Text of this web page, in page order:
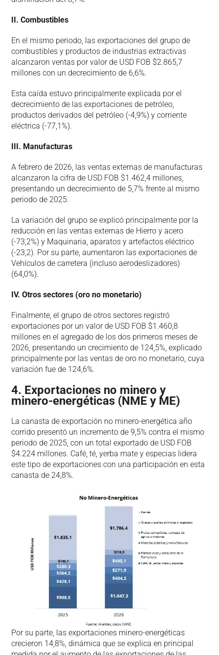
II. Combustibles
En el mismo periodo, las exportaciones del grupo de
combustibles y productos de industrias extractivas
alcanzaron ventas por valor de USD FOB $2.865,7
millones con un decrecimiento de 6,6%.
Esta caída estuvo principalmente explicada por el
decrecimiento de las exportaciones de petróleo,
productos derivados del petróleo (-4,9%) y corriente
eléctrica (-77,1%).
III. Manufacturas
A febrero de 2026, las ventas externas de manufacturas
alcanzaron la cifra de USD FOB $1.462,4 millones,
presentando un decrecimiento de 5,7% frente al mismo
periodo de 2025.
La variación del grupo se explicó principalmente por la
reducción en las ventas externas de Hierro y acero
(-73,2%) y Maquinaria, aparatos y artefactos eléctrico
(-23,2). Por su parte, aumentaron las exportaciones de
Vehículos de carretera (incluso aerodeslizadores)
(64,0%).
IV. Otros sectores (oro no monetario)
Finalmente, el grupo de otros sectores registró
exportaciones por un valor de USD FOB $1.460,8
millones en el agregado de los dos primeros meses de
2026, presentando un crecimiento de 124,5%, explicado
principalmente por las ventas de oro no monetario, cuya
variación fue de 124,6%.
4. Exportaciones no minero y
minero-energéticas (NME y ME)
La canasta de exportación no minero-energética año
corrido presentó un incremento de 9,5% contra el mismo
periodo de 2025, con un total exportado de USD FOB
$4.224 millones. Café, té, yerba mate y especias lidera
este tipo de exportaciones con una participación en esta
canasta de 24,8%.
Por su parte, las exportaciones minero-energéticas
crecieron 14,8%, dinámica que se explica en principal